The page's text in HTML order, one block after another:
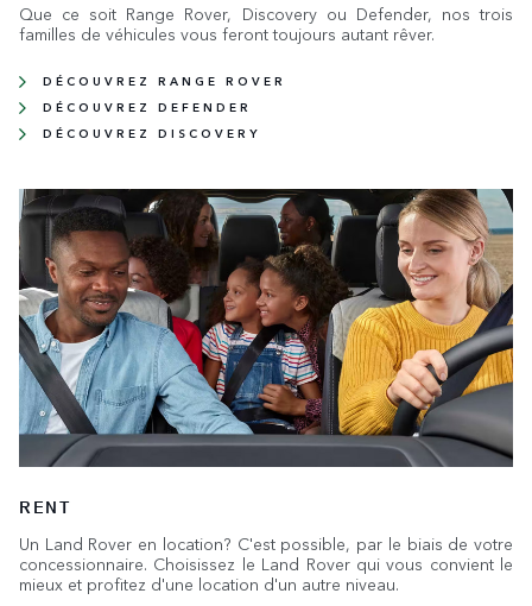
Que ce soit Range Rover, Discovery ou Defender, nos trois
familles de véhicules vous feront toujours autant rêver.
DÉCOUVREZ RANGE ROVER
DÉCOUVREZ DEFENDER
DÉCOUVREZ DISCOVERY
RENT
Un Land Rover en location? C'est possible, par le biais de votre
concessionnaire. Choisissez le Land Rover qui vous convient le
mieux et profitez d'une location d'un autre niveau.